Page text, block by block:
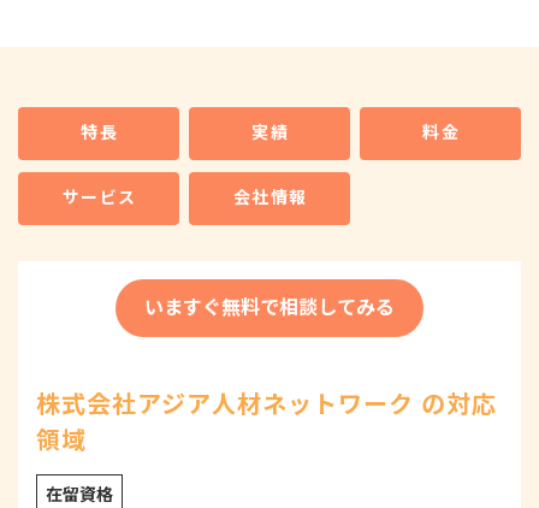
特長 実績 料金
サービス 会社情報
いますぐ無料で相談してみる
株式会社アジア人材ネットワーク の対応
領域
在留資格